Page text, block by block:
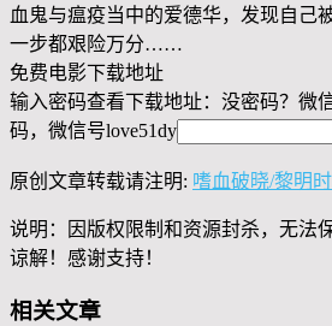
血鬼与瘟疫当中的爱德华，发现自己
一步都艰险万分……
免费电影下载地址
输入密码查看下载地址：没密码？微
码，微信号love51dy
原创文章转载请注明: 嗜血破晓/黎明
说明：因版权限制和资源封杀，无法
谅解！感谢支持！
相关文章